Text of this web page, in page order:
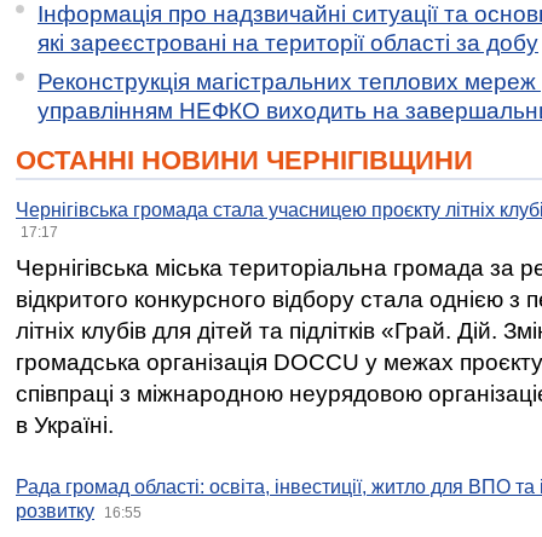
Інформація про надзвичайні ситуації та
які зареєстровані на території області за добу
Реконструкція магістральних теплових мереж
управлінням НЕФКО виходить на
ОСТАННІ НОВИНИ ЧЕРНІГІВЩИНИ
Чернігівська громада стала учасницею проєкту літніх
17:17
Чернігівська міська територіальна громада за
відкритого конкурсного відбору стала однією
літніх клубів для дітей та підлітків «Грай. Дій.
громадська організація DOCCU у межах
співпраці з міжнародною неурядовою
в Україні.
Рада громад області: освіта, інвестиції, житло для ВПО
розвитку
16:55